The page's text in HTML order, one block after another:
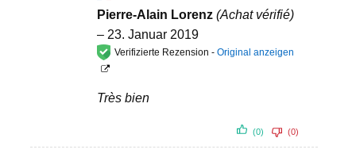
Bewertet
5
Pierre-Alain Lorenz(Achat vérifié)
– 23. Januar 2019
Verifizierte Rezension -Original anzeigen
Très bien
(0) (0)